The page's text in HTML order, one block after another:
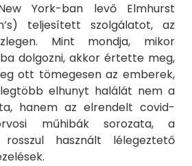
York-ban levő Elmhurst
teljesített szolgálatot, az
Mint mondja, mikor
dolgozni, akkor értette meg,
ott tömegesen az emberek,
elhunyt halálát nem a
hanem az elrendelt covid-
műhibák sorozata, a
használt lélegeztető